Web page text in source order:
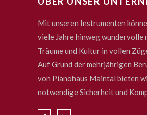
Mit unseren Instrumenten
viele Jahre hinweg wundervolle
Träume und Kultur in vollen
Auf Grund der mehrjährigen
von Pianohaus Maintal bieten
notwendige Sicherheit und